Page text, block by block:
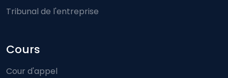
Tribunal de l'entreprise
Cours
Cour d'appel